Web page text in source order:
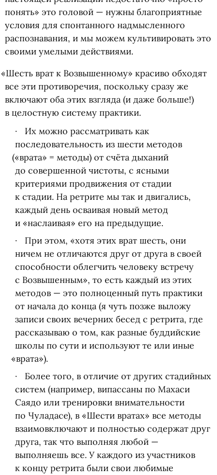
понять» это головой — нужны благоприятные
условия для спонтанного надмысленного
распознавания, и мы можем культивировать это
своими умелыми действиями.
«Шесть врат к Возвышенному» красиво обходят
все эти противоречия, поскольку сразу же
включают оба этих взгляда (и даже больше!)
в целостную систему практики.
Их можно рассматривать как
последовательность из шести методов
(«врата» = методы) от счёта дыханий
до совершенной чистоты, с ясными
критериями продвижения от стадии
к стадии. На ретрите мы так и двигались,
каждый день осваивая новый метод
и «наслаивая» его на предыдущие.
При этом, «хотя этих врат шесть, они
ничем не отличаются друг от друга в своей
способности облегчить человеку встречу
с Возвышенным», то есть каждый из этих
методов — это полноценный путь практики
от начала до конца (я чуть позже выложу
записи своих вечерних бесед с ретрита, где
рассказываю о том, как разные буддийские
школы по сути и используют те или иные
«врата»).
Более того, в отличие от других стадийных
систем (например, випассаны по Махаси
Саядо или тренировки внимательности
по Чуладасе), в «Шести вратах» все методы
взаимовключают и полностью содержат друг
друга, так что выполняя любой —
выполняешь все. У каждого из участников
к концу ретрита были свои любимые